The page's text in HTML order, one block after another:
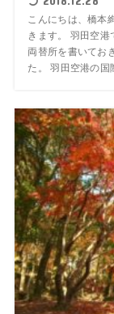
こんにちは、橋本
きます。 羽田空港
両替所を書いてお
た。 羽田空港の国